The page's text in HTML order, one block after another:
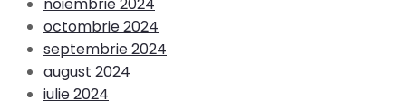
noiembrie 2024
octombrie 2024
septembrie 2024
august 2024
iulie 2024